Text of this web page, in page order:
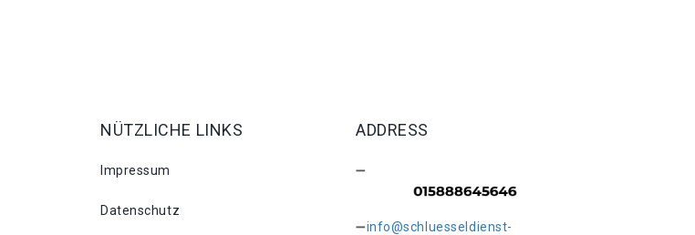
NÜTZLICHE LINKS
Impressum
Datenschutz
ADDRESS
info@schluesseldienst-